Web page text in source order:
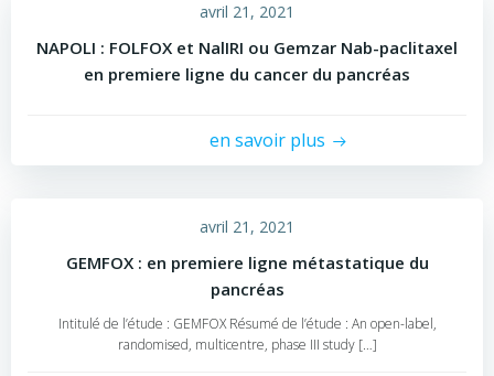
avril 21, 2021
NAPOLI : FOLFOX et NalIRI ou Gemzar Nab-paclitaxel
en premiere ligne du cancer du pancréas
en savoir plus
avril 21, 2021
GEMFOX : en premiere ligne métastatique du
pancréas
Intitulé de l’étude : GEMFOX Résumé de l’étude : An open-label,
randomised, multicentre, phase III study […]